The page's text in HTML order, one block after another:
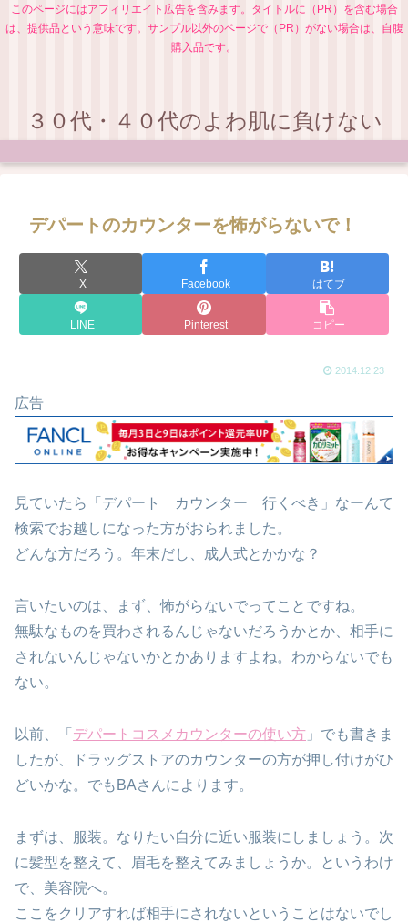
このページにはアフィリエイト広告を含みます。タイトルに（PR）を含む場合
は、提供品という意味です。サンプル以外のページで（PR）がない場合は、自腹
購入品です。
３０代・４０代のよわ肌に負けない
デパートのカウンターを怖がらないで！
X Facebook はてブ
LINE Pinterest コピー
2014.12.23
広告
見ていたら「デパート カウンター 行くべき」なーんて
検索でお越しになった方がおられました。
どんな方だろう。年末だし、成人式とかかな？
言いたいのは、まず、怖がらないでってことですね。
無駄なものを買わされるんじゃないだろうかとか、相手に
されないんじゃないかとかありますよね。わからないでも
ない。
以前、「 デパートコスメカウンターの使い方 」でも書きま
したが、ドラッグストアのカウンターの方が押し付けがひ
どいかな。でもBAさんによります。
まずは、服装。なりたい自分に近い服装にしましょう。次
に髪型を整えて、眉毛を整えてみましょうか。というわけ
で、美容院へ。
ここをクリアすれば相手にされないということはないでし